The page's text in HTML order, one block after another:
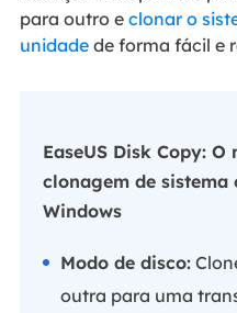
para outro e clonar o
unidadede forma fácil e
EaseUS Disk Copy:
clonagem de
Windows
Modo de disco:
outra para uma